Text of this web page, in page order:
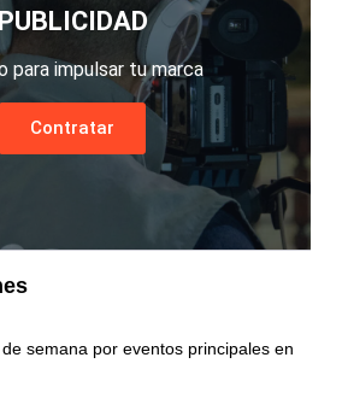
PUBLICIDAD
para impulsar tu marca
Contratar
semana por eventos principales en